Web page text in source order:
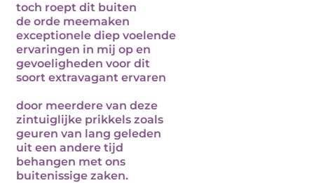
toch roept dit buiten
de orde meemaken
exceptionele diep voelende
ervaringen in mij op en
gevoeligheden voor dit
soort extravagant ervaren
door meerdere van deze
zintuiglijke prikkels zoals
geuren van lang geleden
uit een andere tijd
behangen met ons
buitenissige zaken.